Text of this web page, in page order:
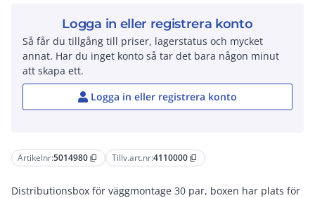
Artikelnr:5014980 content_copy Tillv.art.nr:4110000 content_copy
Distributionsbox för väggmontage 30 par, boxen har plats för
Logga in eller registrera konto
Så får du tillgång till priser, lagerstatus och mycket
annat. Har du inget konto så tar det bara någon minut
att skapa ett.
Logga in eller registrera konto